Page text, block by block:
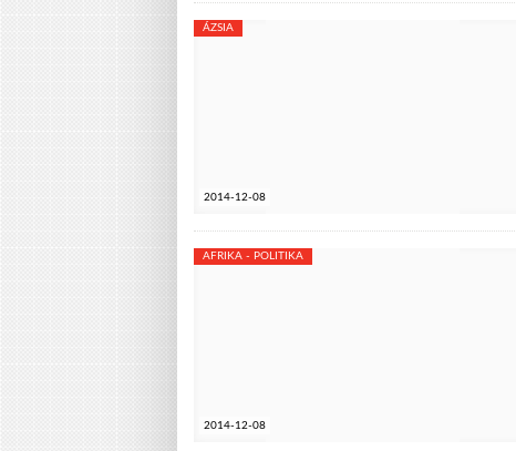
2014-12-08
ÁZSIA
2014-12-08
AFRIKA - POLITIKA